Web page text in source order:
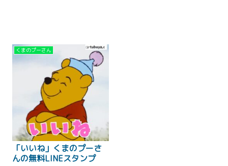
くまのプーさん
「いいね」くまのプーさ
んの無料LINEスタンプ